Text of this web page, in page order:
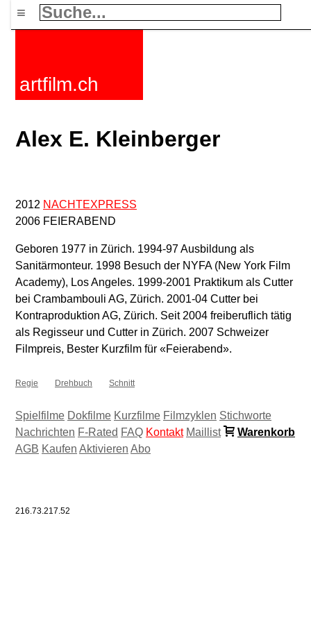
≡
artfilm.ch
Alex E. Kleinberger
2012 NACHTEXPRESS
2006 FEIERABEND
Geboren 1977 in Zürich. 1994-97 Ausbildung als
Sanitärmonteur. 1998 Besuch der NYFA (New York Film
Academy), Los Angeles. 1999-2001 Praktikum als Cutter
bei Crambambouli AG, Zürich. 2001-04 Cutter bei
Kontraproduktion AG, Zürich. Seit 2004 freiberuflich tätig
als Regisseur und Cutter in Zürich. 2007 Schweizer
Filmpreis, Bester Kurzfilm für «Feierabend».
Regie Drehbuch Schnitt
Spielfilme Dokfilme Kurzfilme Filmzyklen Stichworte
Nachrichten F-Rated FAQ Kontakt Maillist
Warenkorb
AGB Kaufen Aktivieren Abo
216.73.217.52